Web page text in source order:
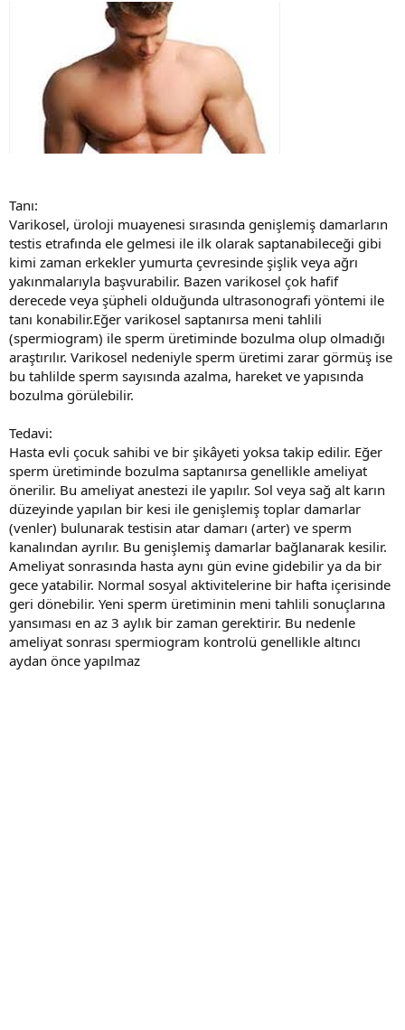
Tanı:
Varikosel, üroloji muayenesi sırasında genişlemiş damarların
testis etrafında ele gelmesi ile ilk olarak saptanabileceği gibi
kimi zaman erkekler yumurta çevresinde şişlik veya ağrı
yakınmalarıyla başvurabilir. Bazen varikosel çok hafif
derecede veya şüpheli olduğunda ultrasonografi yöntemi ile
tanı konabilir.Eğer varikosel saptanırsa meni tahlili
(spermiogram) ile sperm üretiminde bozulma olup olmadığı
araştırılır. Varikosel nedeniyle sperm üretimi zarar görmüş ise
bu tahlilde sperm sayısında azalma, hareket ve yapısında
bozulma görülebilir.
Tedavi:
Hasta evli çocuk sahibi ve bir şikâyeti yoksa takip edilir. Eğer
sperm üretiminde bozulma saptanırsa genellikle ameliyat
önerilir. Bu ameliyat anestezi ile yapılır. Sol veya sağ alt karın
düzeyinde yapılan bir kesi ile genişlemiş toplar damarlar
(venler) bulunarak testisin atar damarı (arter) ve sperm
kanalından ayrılır. Bu genişlemiş damarlar bağlanarak kesilir.
Ameliyat sonrasında hasta aynı gün evine gidebilir ya da bir
gece yatabilir. Normal sosyal aktivitelerine bir hafta içerisinde
geri dönebilir. Yeni sperm üretiminin meni tahlili sonuçlarına
yansıması en az 3 aylık bir zaman gerektirir. Bu nedenle
ameliyat sonrası spermiogram kontrolü genellikle altıncı
aydan önce yapılmaz